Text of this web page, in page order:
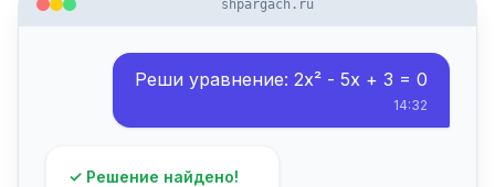
shpargach.ru
Реши уравнение: 2x² - 5x + 3 = 0
14:32
✓ Решение найдено!